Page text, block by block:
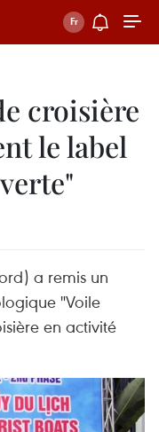
croisière
le label
a remis un
"Voile
en activité